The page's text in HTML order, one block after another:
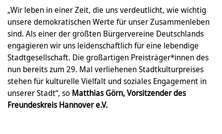
„Wir leben in einer Zeit, die uns verdeutlicht, wie wichtig
unsere demokratischen Werte für unser Zusammenleben
sind. Als einer der größten Bürgervereine Deutschlands
engagieren wir uns leidenschaftlich für eine lebendige
Stadtgesellschaft. Die großartigen Preisträger*innen des
nun bereits zum 29. Mal verliehenen Stadtkulturpreises
stehen für kulturelle Vielfalt und soziales Engagement in
unserer Stadt“, so Matthias Görn, Vorsitzender des
Freundeskreis Hannover e.V.